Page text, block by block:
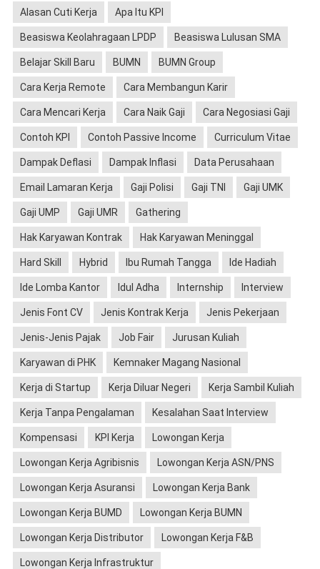
Alasan Cuti Kerja Apa Itu KPI
Beasiswa Keolahragaan LPDP Beasiswa Lulusan SMA
Belajar Skill Baru BUMN BUMN Group
Cara Kerja Remote Cara Membangun Karir
Cara Mencari Kerja Cara Naik Gaji Cara Negosiasi Gaji
Contoh KPI Contoh Passive Income Curriculum Vitae
Dampak Deflasi Dampak Inflasi Data Perusahaan
Email Lamaran Kerja Gaji Polisi Gaji TNI Gaji UMK
Gaji UMP Gaji UMR Gathering
Hak Karyawan Kontrak Hak Karyawan Meninggal
Hard Skill Hybrid Ibu Rumah Tangga Ide Hadiah
Ide Lomba Kantor Idul Adha Internship Interview
Jenis Font CV Jenis Kontrak Kerja Jenis Pekerjaan
Jenis-Jenis Pajak Job Fair Jurusan Kuliah
Karyawan di PHK Kemnaker Magang Nasional
Kerja di Startup Kerja Diluar Negeri Kerja Sambil Kuliah
Kerja Tanpa Pengalaman Kesalahan Saat Interview
Kompensasi KPI Kerja Lowongan Kerja
Lowongan Kerja Agribisnis Lowongan Kerja ASN/PNS
Lowongan Kerja Asuransi Lowongan Kerja Bank
Lowongan Kerja BUMD Lowongan Kerja BUMN
Lowongan Kerja Distributor Lowongan Kerja F&B
Lowongan Kerja Infrastruktur